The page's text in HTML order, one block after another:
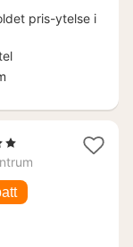
pris-ytelse i